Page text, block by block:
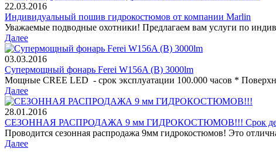
22.03.2016
Индивидуальный пошив гидрокостюмов от компании Marlin
Уважаемые подводные охотники! Предлагаем вам услуги по
Далее
03.03.2016
Супермощный фонарь Ferei W156A (B) 3000lm
Мощные CREE LED - срок эксплуатации 100.000 часов *
Далее
28.01.2016
СЕЗОННАЯ РАСПРОДАЖА 9 мм ГИДРОКОСТЮМОВ!!! Срок
Проводится сезонная распродажа 9мм гидрокостюмов! Это
Далее